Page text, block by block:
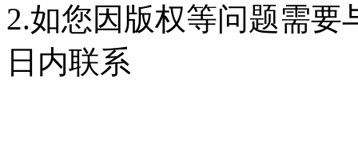
2.如您因版权等问题需要
日内联系